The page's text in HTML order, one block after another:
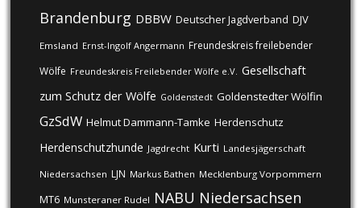
Brandenburg DBBW Deutscher Jagdverband DJV
Emsland Ernst-Ingolf Angermann Freundeskreis freilebender
Wölfe Freundeskreis Freilebender Wölfe e.V. Gesellschaft
zum Schutz der Wölfe Goldenstedt Goldenstedter Wölfin
GzSdW Helmut Dammann-Tamke Herdenschutz
Herdenschutzhunde Jagdrecht Kurti Landesjägerschaft
Niedersachsen LJN Markus Bathen Mecklenburg Vorpommern
MT6 Munsteraner Rudel NABU Niedersachsen